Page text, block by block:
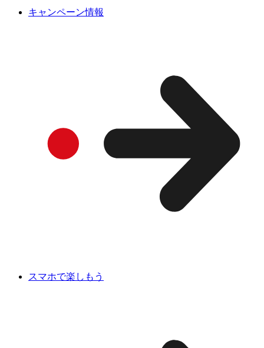
キャンペーン情報
スマホで楽しもう